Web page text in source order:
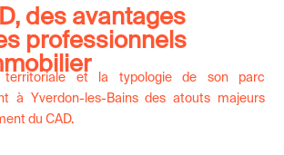
des avantages
professionnels
territoriale et la typologie de son parc
à Yverdon-les-Bains des atouts majeurs
du CAD.